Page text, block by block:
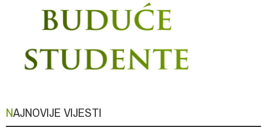
NAJNOVIJE VIJESTI